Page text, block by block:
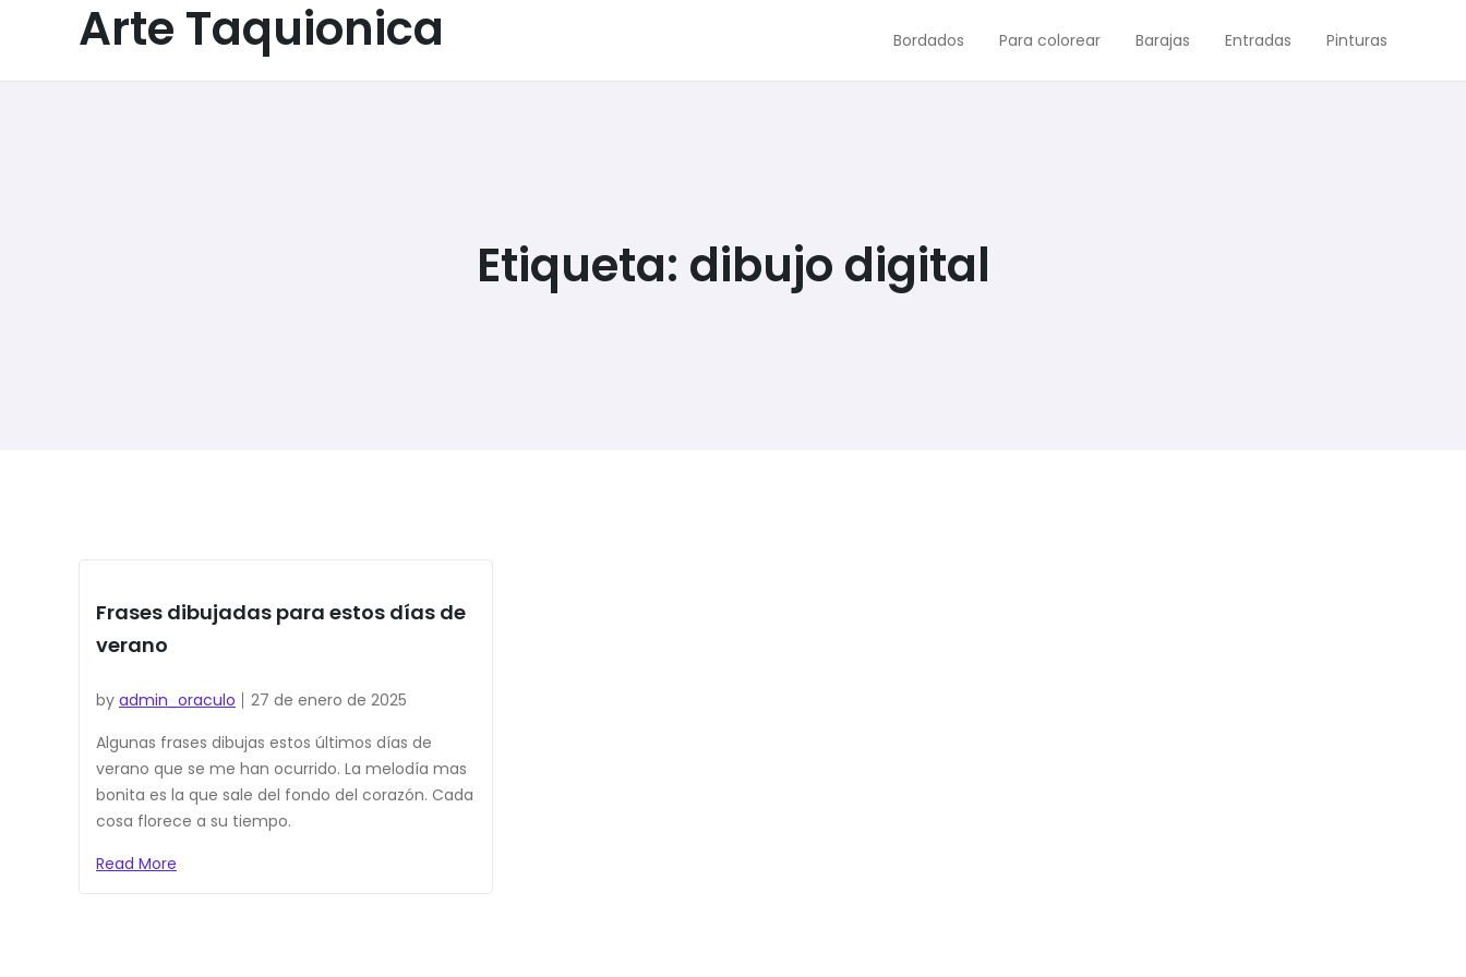
Arte Taquionica Bordados Para colorear Barajas Entradas Pinturas
Etiqueta: dibujo digital
Frases dibujadas para estos días de
verano
by admin_oraculo
27 de enero de 2025
Algunas frases dibujas estos últimos días de
verano que se me han ocurrido. La melodía mas
bonita es la que sale del fondo del corazón. Cada
cosa florece a su tiempo.
Read More